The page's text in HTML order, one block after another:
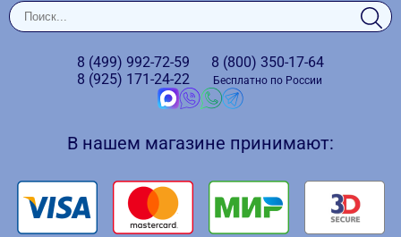
8 (499) 992-72-59
8 (925) 171-24-22
8 (800) 350-17-64
Бесплатно по России
В нашем магазине принимают: